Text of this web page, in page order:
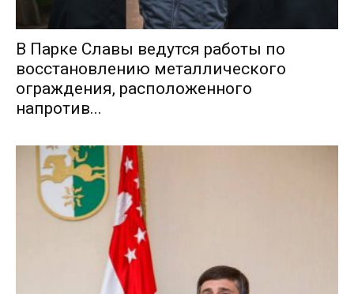
В Парке Славы ведутся работы по
восстановлению металлического
ограждения, расположенного
напротив...